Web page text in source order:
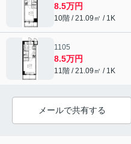
8.5万円
10階 / 21.09㎡ / 1K
1105
8.5万円
11階 / 21.09㎡ / 1K
メールで共有する